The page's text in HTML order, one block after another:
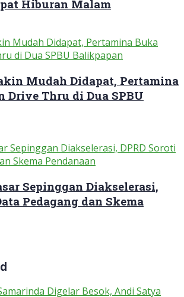
Hiburan Malam
Mudah Didapat, Pertamina
Drive Thru di Dua SPBU
Sepinggan Diakselerasi,
Pedagang dan Skema